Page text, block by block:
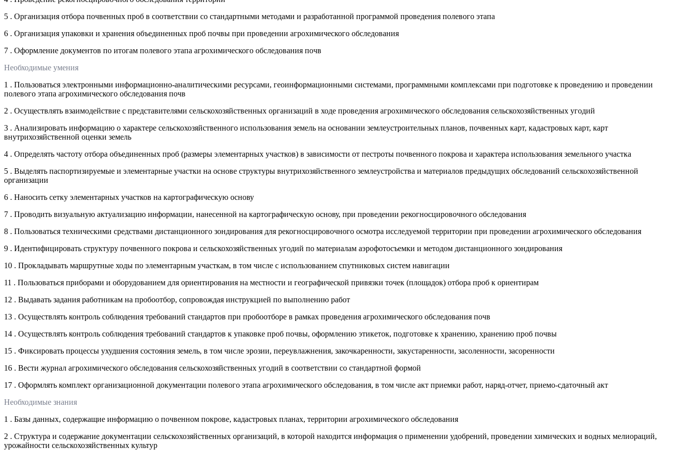
5 . Организация отбора почвенных проб в соответствии со стандартными методами и разработанной программой проведения полевого этапа
6 . Организация упаковки и хранения объединенных проб почвы при проведении агрохимического обследования
7 . Оформление документов по итогам полевого этапа агрохимического обследования почв
Необходимые умения
1 . Пользоваться электронными информационно-аналитическими ресурсами, геоинформационными системами, программными комплексами при подготовке к проведению и проведении
полевого этапа агрохимического обследования почв
2 . Осуществлять взаимодействие с представителями сельскохозяйственных организаций в ходе проведения агрохимического обследования сельскохозяйственных угодий
3 . Анализировать информацию о характере сельскохозяйственного использования земель на основании землеустроительных планов, почвенных карт, кадастровых карт, карт
внутрихозяйственной оценки земель
4 . Определять частоту отбора объединенных проб (размеры элементарных участков) в зависимости от пестроты почвенного покрова и характера использования земельного участка
5 . Выделять паспортизируемые и элементарные участки на основе структуры внутрихозяйственного землеустройства и материалов предыдущих обследований сельскохозяйственной
организации
6 . Наносить сетку элементарных участков на картографическую основу
7 . Проводить визуальную актуализацию информации, нанесенной на картографическую основу, при проведении рекогносцировочного обследования
8 . Пользоваться техническими средствами дистанционного зондирования для рекогносцировочного осмотра исследуемой территории при проведении агрохимического обследования
9 . Идентифицировать структуру почвенного покрова и сельскохозяйственных угодий по материалам аэрофотосъемки и методом дистанционного зондирования
10 . Прокладывать маршрутные ходы по элементарным участкам, в том числе с использованием спутниковых систем навигации
11 . Пользоваться приборами и оборудованием для ориентирования на местности и географической привязки точек (площадок) отбора проб к ориентирам
12 . Выдавать задания работникам на пробоотбор, сопровождая инструкцией по выполнению работ
13 . Осуществлять контроль соблюдения требований стандартов при пробоотборе в рамках проведения агрохимического обследования почв
14 . Осуществлять контроль соблюдения требований стандартов к упаковке проб почвы, оформлению этикеток, подготовке к хранению, хранению проб почвы
15 . Фиксировать процессы ухудшения состояния земель, в том числе эрозии, переувлажнения, закочкаренности, закустаренности, засоленности, засоренности
16 . Вести журнал агрохимического обследования сельскохозяйственных угодий в соответствии со стандартной формой
17 . Оформлять комплект организационной документации полевого этапа агрохимического обследования, в том числе акт приемки работ, наряд-отчет, приемо-сдаточный акт
Необходимые знания
1 . Базы данных, содержащие информацию о почвенном покрове, кадастровых планах, территории агрохимического обследования
2 . Структура и содержание документации сельскохозяйственных организаций, в которой находится информация о применении удобрений, проведении химических и водных мелиораций,
урожайности сельскохозяйственных культур